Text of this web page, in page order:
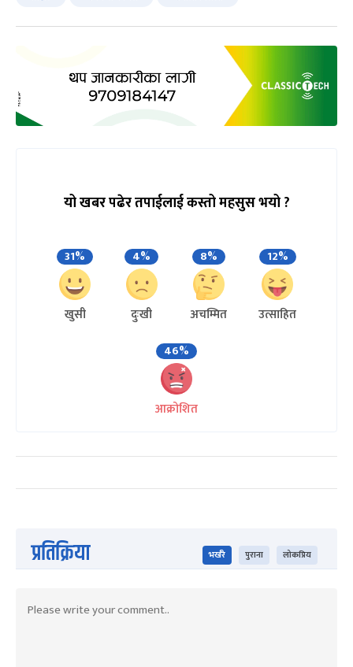
यो खबर पढेर तपाईलाई कस्तो महसुस भयो ?
31%
खुसी
4%
दुःखी
8%
अचम्मित
12%
उत्साहित
46%
आक्रोशित
प्रतिक्रिया भर्खरै पुराना लोकप्रिय